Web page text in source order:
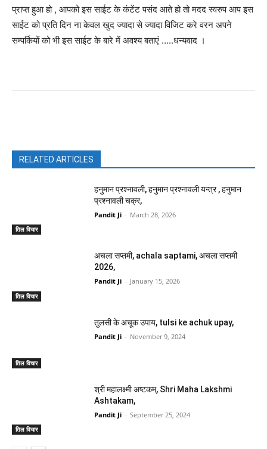
प्राप्त हुआ हो , आपको इस साईट के कंटेंट पसंद आते हो तो मदद स्वरुप आप इस
साईट को प्रति दिन ना केवल खुद ज्यादा से ज्यादा विजिट करे वरन अपने
सम्पर्कियों को भी इस साईट के बारे में अवश्य बताएं …..धन्यवाद ।
RELATED ARTICLES
तिल विचार
हनुमान प्रश्नावली, हनुमान प्रश्नावली यन्त्र , हनुमान
प्रश्नावली चक्र,
Pandit Ji - March 28, 2026
तिल विचार
अचला सप्तमी, achala saptami, अचला सप्तमी
2026,
Pandit Ji - January 15, 2026
तिल विचार
तुलसी के अचूक उपाय, tulsi ke achuk upay,
Pandit Ji - November 9, 2024
तिल विचार
श्री महालक्ष्मी अष्टकम्, Shri Maha Lakshmi
Ashtakam,
Pandit Ji - September 25, 2024